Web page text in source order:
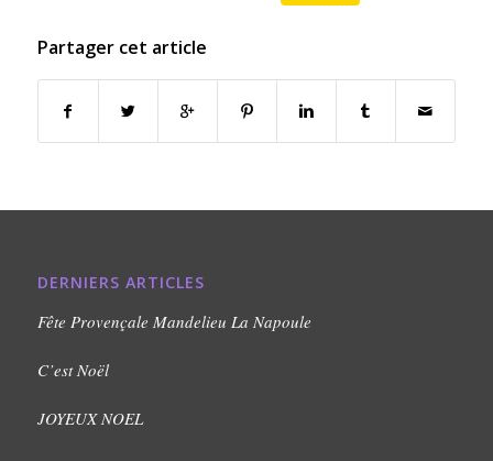
Partager cet article
DERNIERS ARTICLES
Fête Provençale Mandelieu La Napoule
C’est Noël
JOYEUX NOEL